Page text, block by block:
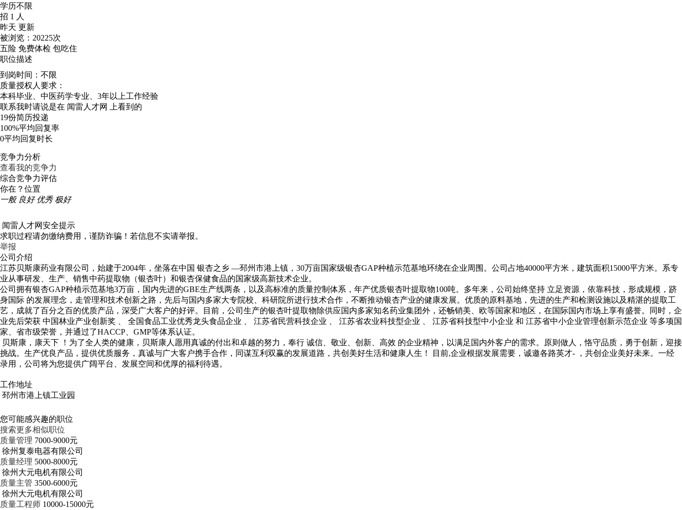
学历不限
招 1 人
昨天 更新
被浏览： 20225次
五险 免费体检 包吃住
职位描述
到岗时间：不限
质量授权人要求：
本科毕业、中医药学专业、3年以上工作经验
联系我时请说是在 闻雷人才网
上看到的
19份简历投递
100%平均回复率
0平均回复时长
竞争力分析
查看我的竞争力
综合竞争力评估
你在？位置
一般 良好 优秀 极好
闻雷人才网安全提示
求职过程请勿缴纳费用，谨防诈骗！若信息不实请举报。
举报
公司介绍
江苏贝斯康药业有限公司，始建于2004年，坐落在中国 银杏之乡 —邳州市港上镇，30万亩国家级银杏GAP种植示范基地环绕在企业周围。公司占地40000平方米，建筑面积15000平方米。系专
业从事研发、生产、销售中药提取物（银杏叶）和银杏保健食品的国家级高新技术企业。
公司拥有银杏GAP种植示范基地3万亩，国内先进的GBE生产线两条，以及高标准的质量控制体系，年产优质银杏叶提取物100吨。多年来，公司始终坚持 立足资源，依靠科技，形成规模，跻
身国际 的发展理念，走管理和技术创新之路，先后与国内多家大专院校、科研院所进行技术合作，不断推动银杏产业的健康发展。优质的原料基地，先进的生产和检测设施以及精湛的提取工
艺，成就了百分之百的优质产品，深受广大客户的好评。目前，公司生产的银杏叶提取物除供应国内多家知名药业集团外，还畅销美、欧等国家和地区，在国际国内市场上享有盛誉。同时，企
业先后荣获 中国林业产业创新奖 、 全国食品工业优秀龙头食品企业 、 江苏省民营科技企业 、 江苏省农业科技型企业 、 江苏省科技型中小企业 和 江苏省中小企业管理创新示范企业 等多项国
家、省市级荣誉，并通过了HACCP、GMP等体系认证。
贝斯康，康天下 ！为了全人类的健康，贝斯康人愿用真诚的付出和卓越的努力，奉行 诚信、敬业、创新、高效 的企业精神，以满足国内外客户的需求。原则做人，恪守品质，勇于创新，迎接
挑战。生产优良产品，提供优质服务，真诚与广大客户携手合作，同谋互利双赢的发展道路，共创美好生活和健康人生！ 目前,企业根据发展需要，诚邀各路英才- ，共创企业美好未来。一经
录用，公司将为您提供广阔平台、发展空间和优厚的福利待遇。
工作地址
邳州市港上镇工业园
您可能感兴趣的职位
搜索更多相似职位
质量管理 7000-9000元
徐州复泰电器有限公司
质量经理 5000-8000元
徐州大元电机有限公司
质量主管 3500-6000元
徐州大元电机有限公司
质量工程师 10000-15000元